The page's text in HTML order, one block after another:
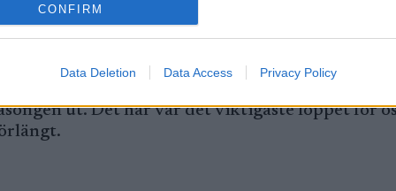
CONFIRM
Data Deletion Data Access Privacy Policy
i laget.
ut. Det här var det viktigaste loppet för